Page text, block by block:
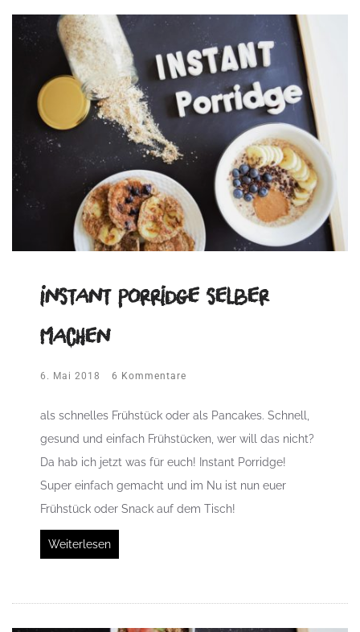
Instant Porridge selber
machen
6. Mai 2018 6 Kommentare
als schnelles Frühstück oder als Pancakes. Schnell,
gesund und einfach Frühstücken, wer will das nicht?
Da hab ich jetzt was für euch! Instant Porridge!
Super einfach gemacht und im Nu ist nun euer
Frühstück oder Snack auf dem Tisch!
Weiterlesen